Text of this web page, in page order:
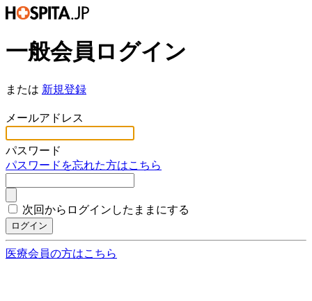
一般会員ログイン
または 新規登録
メールアドレス
パスワード
パスワードを忘れた方はこちら
次回からログインしたままにする
ログイン
医療会員の方はこちら